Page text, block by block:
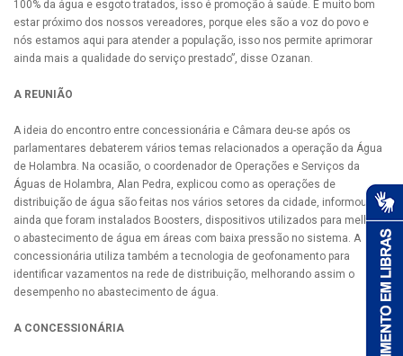
100% da água e esgoto tratados, isso é promoção à saúde. É muito bom
estar próximo dos nossos vereadores, porque eles são a voz do povo e
nós estamos aqui para atender a população, isso nos permite aprimorar
ainda mais a qualidade do serviço prestado”, disse Ozanan.
A REUNIÃO
A ideia do encontro entre concessionária e Câmara deu-se após os
parlamentares debaterem vários temas relacionados a operação da Água
de Holambra. Na ocasião, o coordenador de Operações e Serviços da
Águas de Holambra, Alan Pedra, explicou como as operações de
distribuição de água são feitas nos vários setores da cidade, informou
ainda que foram instalados Boosters, dispositivos utilizados para melhorar
o abastecimento de água em áreas com baixa pressão no sistema. A
concessionária utiliza também a tecnologia de geofonamento para
identificar vazamentos na rede de distribuição, melhorando assim o
desempenho no abastecimento de água.
A CONCESSIONÁRIA